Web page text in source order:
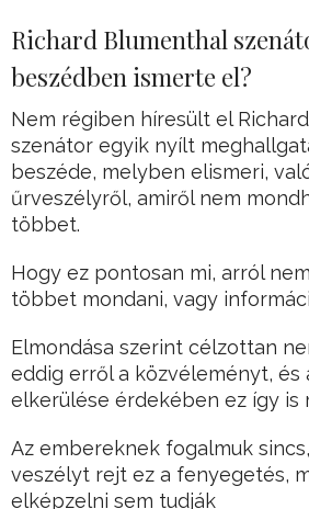
Richard Blumenthal
beszédben ismerte el?
Nem régiben híresült el
szenátor egyik nyílt
beszéde, melyben elismeri,
űrveszélyről, amiről nem
többet.
Hogy ez pontosan mi, arról
többet mondani, vagy
Elmondása szerint célzottan
eddig erről a közvéleményt, és
elkerülése érdekében ez így is
Az embereknek fogalmuk
veszélyt rejt ez a fenyegetés,
elképzelni sem tudják